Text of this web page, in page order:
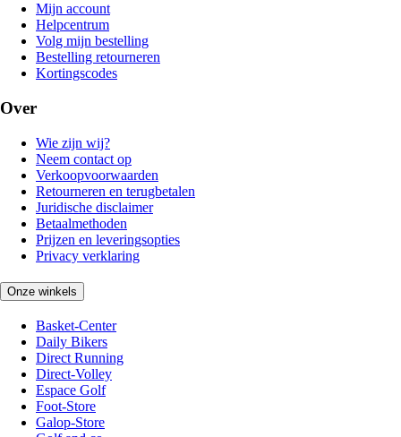
Mijn account
Helpcentrum
Volg mijn bestelling
Bestelling retourneren
Kortingscodes
Over
Wie zijn wij?
Neem contact op
Verkoopvoorwaarden
Retourneren en terugbetalen
Juridische disclaimer
Betaalmethoden
Prijzen en leveringsopties
Privacy verklaring
Onze winkels
Basket-Center
Daily Bikers
Direct Running
Direct-Volley
Espace Golf
Foot-Store
Galop-Store